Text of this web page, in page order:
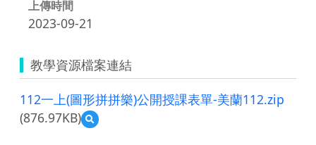
上傳時間
2023-09-21
教學資源檔案連結
112一上(圖形拼拼樂)公開授課表單-美蘭112.zip
(876.97KB)
預
覽